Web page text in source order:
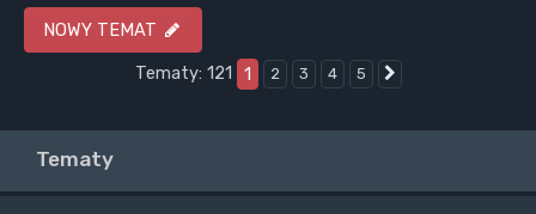
NOWY TEMAT
Tematy: 121
1 2 3 4 5
Tematy